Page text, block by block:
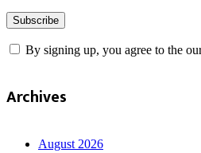
By signing up, you agree to the
Archives
August 2026